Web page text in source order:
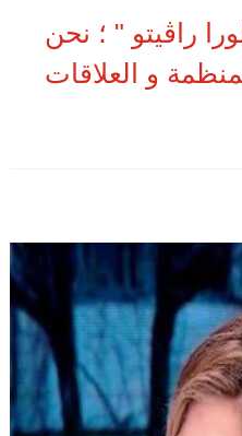
راڤيتو " ؛ نحن
و العلاقات